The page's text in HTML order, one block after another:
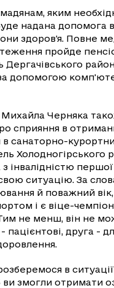
яким
надана допомога
здоров'я. Повне
пройде
Дергачівського
допомогою
Черняка
сприяння в
санаторно-
Холодногірського
з інвалідністю
ситуацію. За
й поважний вік,
і є віце-
не менш, він не
пацієнтові, друга -
в
змогли отримати